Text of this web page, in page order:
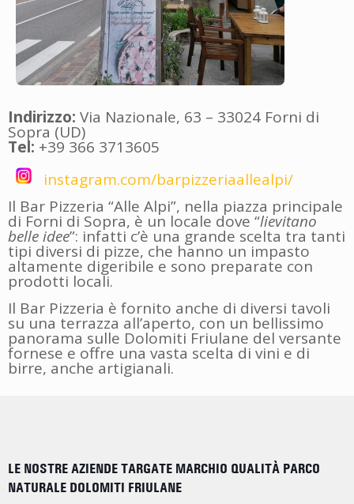
Indirizzo: Via Nazionale, 63 – 33024 Forni di
Sopra (UD)
Tel: +39 366 3713605
instagram.com/barpizzeriaallealpi/
Il Bar Pizzeria “Alle Alpi”, nella piazza principale
di Forni di Sopra, è un locale dove “lievitano
belle idee”: infatti c’è una grande scelta tra tanti
tipi diversi di pizze, che hanno un impasto
altamente digeribile e sono preparate con
prodotti locali.
Il Bar Pizzeria è fornito anche di diversi tavoli
su una terrazza all’aperto, con un bellissimo
panorama sulle Dolomiti Friulane del versante
fornese e offre una vasta scelta di vini e di
birre, anche artigianali.
LE NOSTRE AZIENDE TARGATE MARCHIO QUALITÀ PARCO
NATURALE DOLOMITI FRIULANE